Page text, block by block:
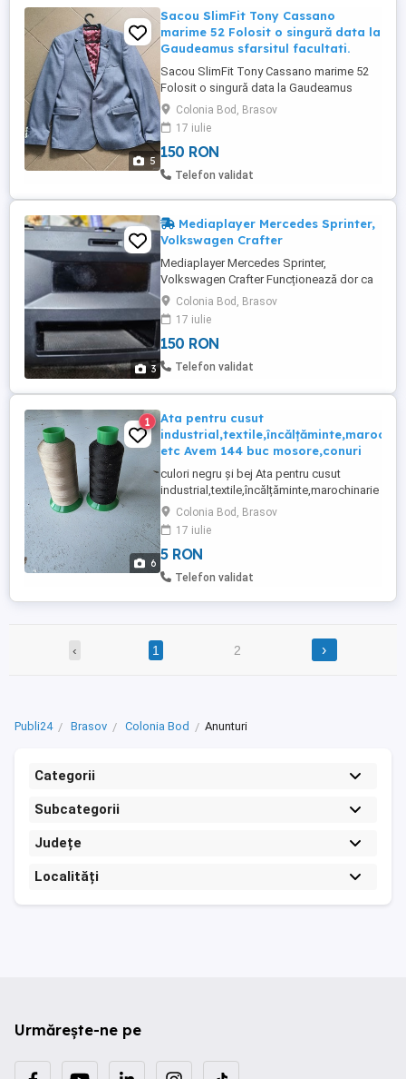
5
Sacou SlimFit Tony Cassano
marime 52 Folosit o singură data la
Gaudeamus sfarsitul facultati.
Sacou SlimFit Tony Cassano marime 52
Folosit o singură data la Gaudeamus
sfarsitul facultati.
Colonia Bod, Brasov
17 iulie
150 RON
Telefon validat
3
Mediaplayer Mercedes Sprinter,
Volkswagen Crafter
Mediaplayer Mercedes Sprinter,
Volkswagen Crafter Funcționează dor ca
nu se mai aprinde ecranul. De aceea este
și prețul.....
Colonia Bod, Brasov
17 iulie
150 RON
Telefon validat
6
1
Ata pentru cusut
etc Avem 144 buc mosore,conuri
culori negru și bej Ata pentru cusut
industrial,textile,încălțăminte,marochinarie etc
Grosime 30-40 Avem 144 le mosore,conuri
Comanda minim 20 bucăți .
Colonia Bod, Brasov
17 iulie
5 RON
Telefon validat
‹ 1 2 ›
Publi24 Brasov Colonia Bod Anunturi
Categorii
Subcategorii
Județe
Localități
Urmărește-ne pe